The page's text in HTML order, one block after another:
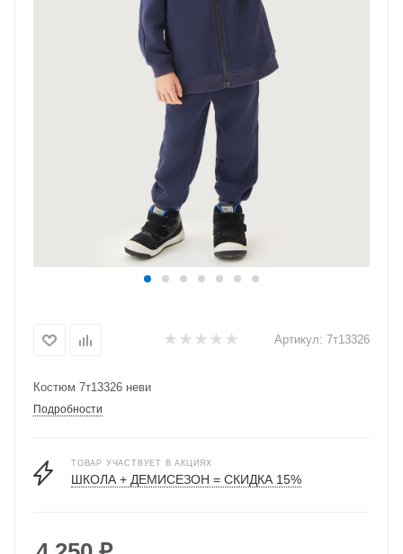
Артикул: 7т13326
Костюм 7т13326 неви
Подробности
ТОВАР УЧАСТВУЕТ В АКЦИЯХ
ШКОЛА + ДЕМИСЕЗОН = СКИДКА 15%